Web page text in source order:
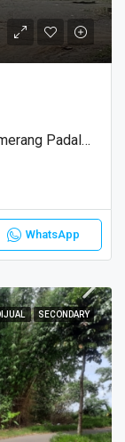
Dijual Tambang Andesit Sindangsari Cimerang Padalarang Batujajar RayaBandung Barat
WhatsApp
SECONDARY